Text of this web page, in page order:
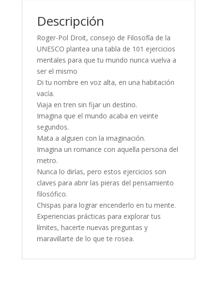
Descripción
Roger-Pol Droit, consejo de Filosofía de la
UNESCO plantea una tabla de 101 ejercicios
mentales para que tu mundo nunca vuelva a
ser el mismo
Di tu nombre en voz alta, en una habitación
vacía.
Viaja en tren sin fijar un destino.
Imagina que el mundo acaba en veinte
segundos.
Mata a alguien con la imaginación.
Imagina un romance con aquella persona del
metro.
Nunca lo dirías, pero estos ejercicios son
claves para abrir las pieras del pensamiento
filosófico.
Chispas para lograr encenderlo en tu mente.
Experiencias prácticas para explorar tus
límites, hacerte nuevas preguntas y
maravillarte de lo que te rosea.